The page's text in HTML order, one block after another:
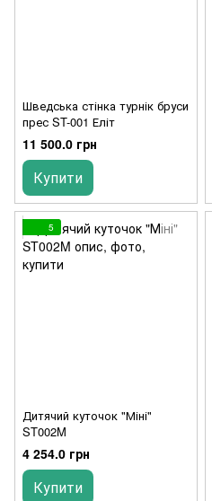
Шведська стінка турнік бруси
прес ST-001 Еліт
11 500.0 грн
Купити
5
Дитячий куточок "Міні"
ST002M
4 254.0 грн
Купити